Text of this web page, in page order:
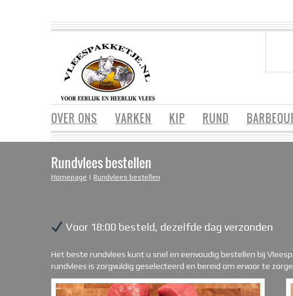
OVER ONS VARKEN KIP RUND
Rundvlees bestellen
Homepage | Rundvlees bestellen
Voor 18:00 besteld, dezelfde dag verzonden
Het beste rundvlees kunt u snel en eenvoudig bestellen bij
rundvlees is zorgvuldig geselecteerd en bereid om ervoor te